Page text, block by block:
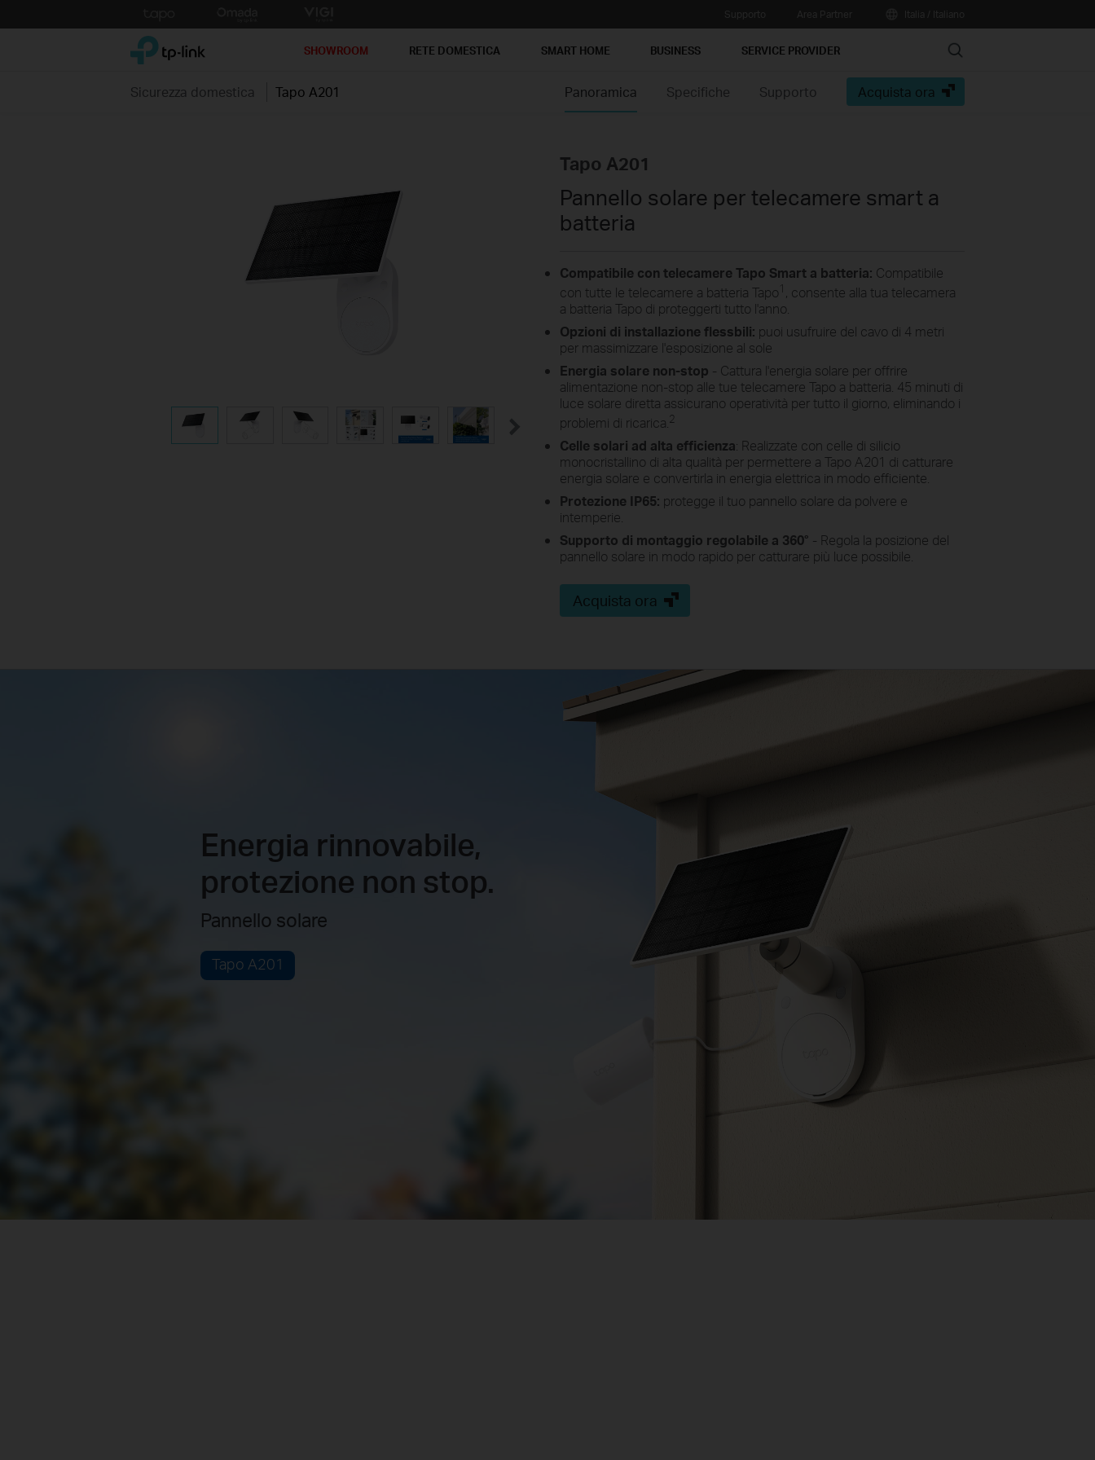
to
TP-Link, Reliably Smart SHOWROOM RETE DOMESTICA SMART HOME BUSINESS SERVICE PROVIDER Search
Sicurezza domestica Tapo A201 Panoramica Specifiche Supporto Acquista ora
Tapo A201
Pannello solare per telecamere smart a
batteria
Compatibile con telecamere Tapo Smart a batteria: Compatibile
con tutte le telecamere a batteria Tapo 1 , consente alla tua telecamera
a batteria Tapo di proteggerti tutto l'anno.
Opzioni di installazione flessbili: puoi usufruire del cavo di 4 metri
per massimizzare l'esposizione al sole
Energia solare non-stop - Cattura l'energia solare per offrire
alimentazione non-stop alle tue telecamere Tapo a batteria. 45 minuti di
luce solare diretta assicurano operatività per tutto il giorno, eliminando i
problemi di ricarica. 2
Celle solari ad alta efficienza: Realizzate con celle di silicio
monocristallino di alta qualità per permettere a Tapo A201 di catturare
energia solare e convertirla in energia elettrica in modo efficiente.
Protezione IP65: protegge il tuo pannello solare da polvere e
intemperie.
Supporto di montaggio regolabile a 360° - Regola la posizione del
pannello solare in modo rapido per catturare più luce possibile.
Acquista ora
Energia rinnovabile,
protezione non stop.
Pannello solare
Tapo A201